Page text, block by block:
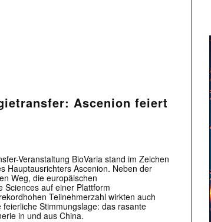
Ascenion feiert
Veranstaltung BioVaria stand im Zeichen
Hauptausrichters Ascenion. Neben der
Weg, die europäischen
Sciences auf einer Plattform
Teilnehmerzahl wirkten auch
Stimmungslage: das rasante
in und aus China.